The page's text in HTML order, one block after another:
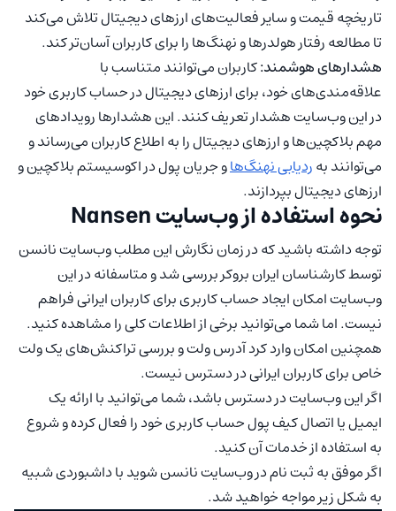
تاریخچه قیمت و سایر فعالیت‌های ارزهای دیجیتال تلاش می‌کند
تا مطالعه رفتار هولدرها و نهنگ‌ها را برای کاربران آسان‌تر کند.
هشدارهای هوشمند:کاربران می‌توانند متناسب با
علاقه‌مندی‌های خود، برای ارزهای دیجیتال در حساب کاربری خود
در این وب‌سایت هشدار تعریف کنند. این هشدارها رویدادهای
مهم بلاکچین‌ها و ارزهای دیجیتال را به اطلاع کاربران می‌رساند و
می‌توانند بهردیابی نهنگ‌هاو جریان پول در اکوسیستم بلاکچین و
ارزهای دیجیتال بپردازند.
نحوه استفاده از وب‌سایت Nansen
توجه داشته باشید که در زمان نگارش این مطلب وب‌سایت نانسن
توسط کارشناسان ایران بروکر بررسی شد و متاسفانه در این
وب‌سایت امکان ایجاد حساب کاربری برای کاربران ایرانی فراهم
نیست. اما شما می‌توانید برخی از اطلاعات کلی را مشاهده کنید.
همچنین امکان وارد کرد آدرس ولت و بررسی تراکنش‌های یک ولت
خاص برای کاربران ایرانی در دسترس نیست.
اگر این وب‌سایت در دسترس باشد، شما می‌توانید با ارائه یک
ایمیل یا اتصال کیف پول حساب کاربری خود را فعال کرده و شروع
به استفاده از خدمات آن کنید.
اگر موفق به ثبت نام در وب‌سایت نانسن شوید با داشبوردی شبیه
به شکل زیر مواجه خواهید شد.